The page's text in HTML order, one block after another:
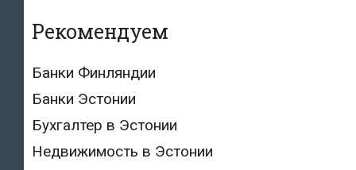
Рекомендуем
Банки Финляндии
Банки Эстонии
Бухгалтер в Эстонии
Недвижимость в Эстонии